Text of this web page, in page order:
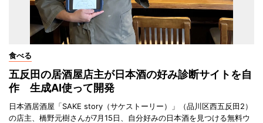
食べる
五反田の居酒屋店主が日本酒の好み診断サイトを自
作 生成AI使って開発
日本酒居酒屋「SAKE story（サケストーリー）」（品川区西五反田2）
の店主、橋野元樹さんが7月15日、自分好みの日本酒を見つける無料ウ